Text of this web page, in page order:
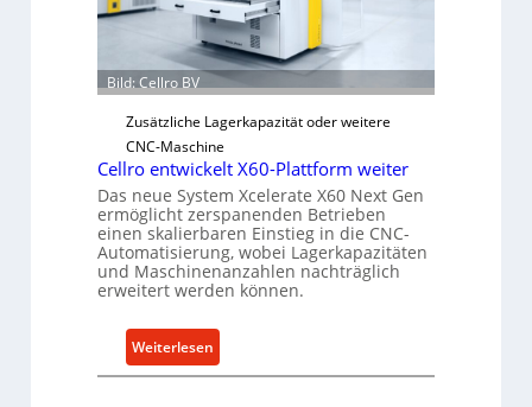
e
r
Ü
b
e
r
l
a
s
t
s
c
h
u
t
Bild: Cellro BV
Zusätzliche Lagerkapazität oder weitere
CNC-Maschine
Cellro entwickelt X60-Plattform weiter
Das neue System Xcelerate X60 Next Gen
ermöglicht zerspanenden Betrieben
einen skalierbaren Einstieg in die CNC-
Automatisierung, wobei Lagerkapazitäten
und Maschinenanzahlen nachträglich
erweitert werden können.
Weiterlesen:
C